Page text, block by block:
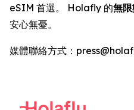
eSIM 首選。 Holafly 的無
安心無憂。
媒體聯絡方式：